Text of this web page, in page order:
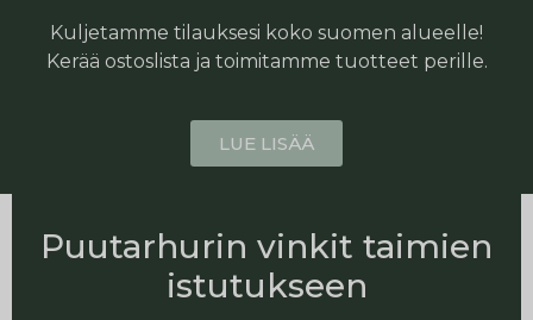
Kuljetamme tilauksesi koko suomen alueelle!
Kerää ostoslista ja toimitamme tuotteet perille.
LUE LISÄÄ
Puutarhurin vinkit taimien
istutukseen